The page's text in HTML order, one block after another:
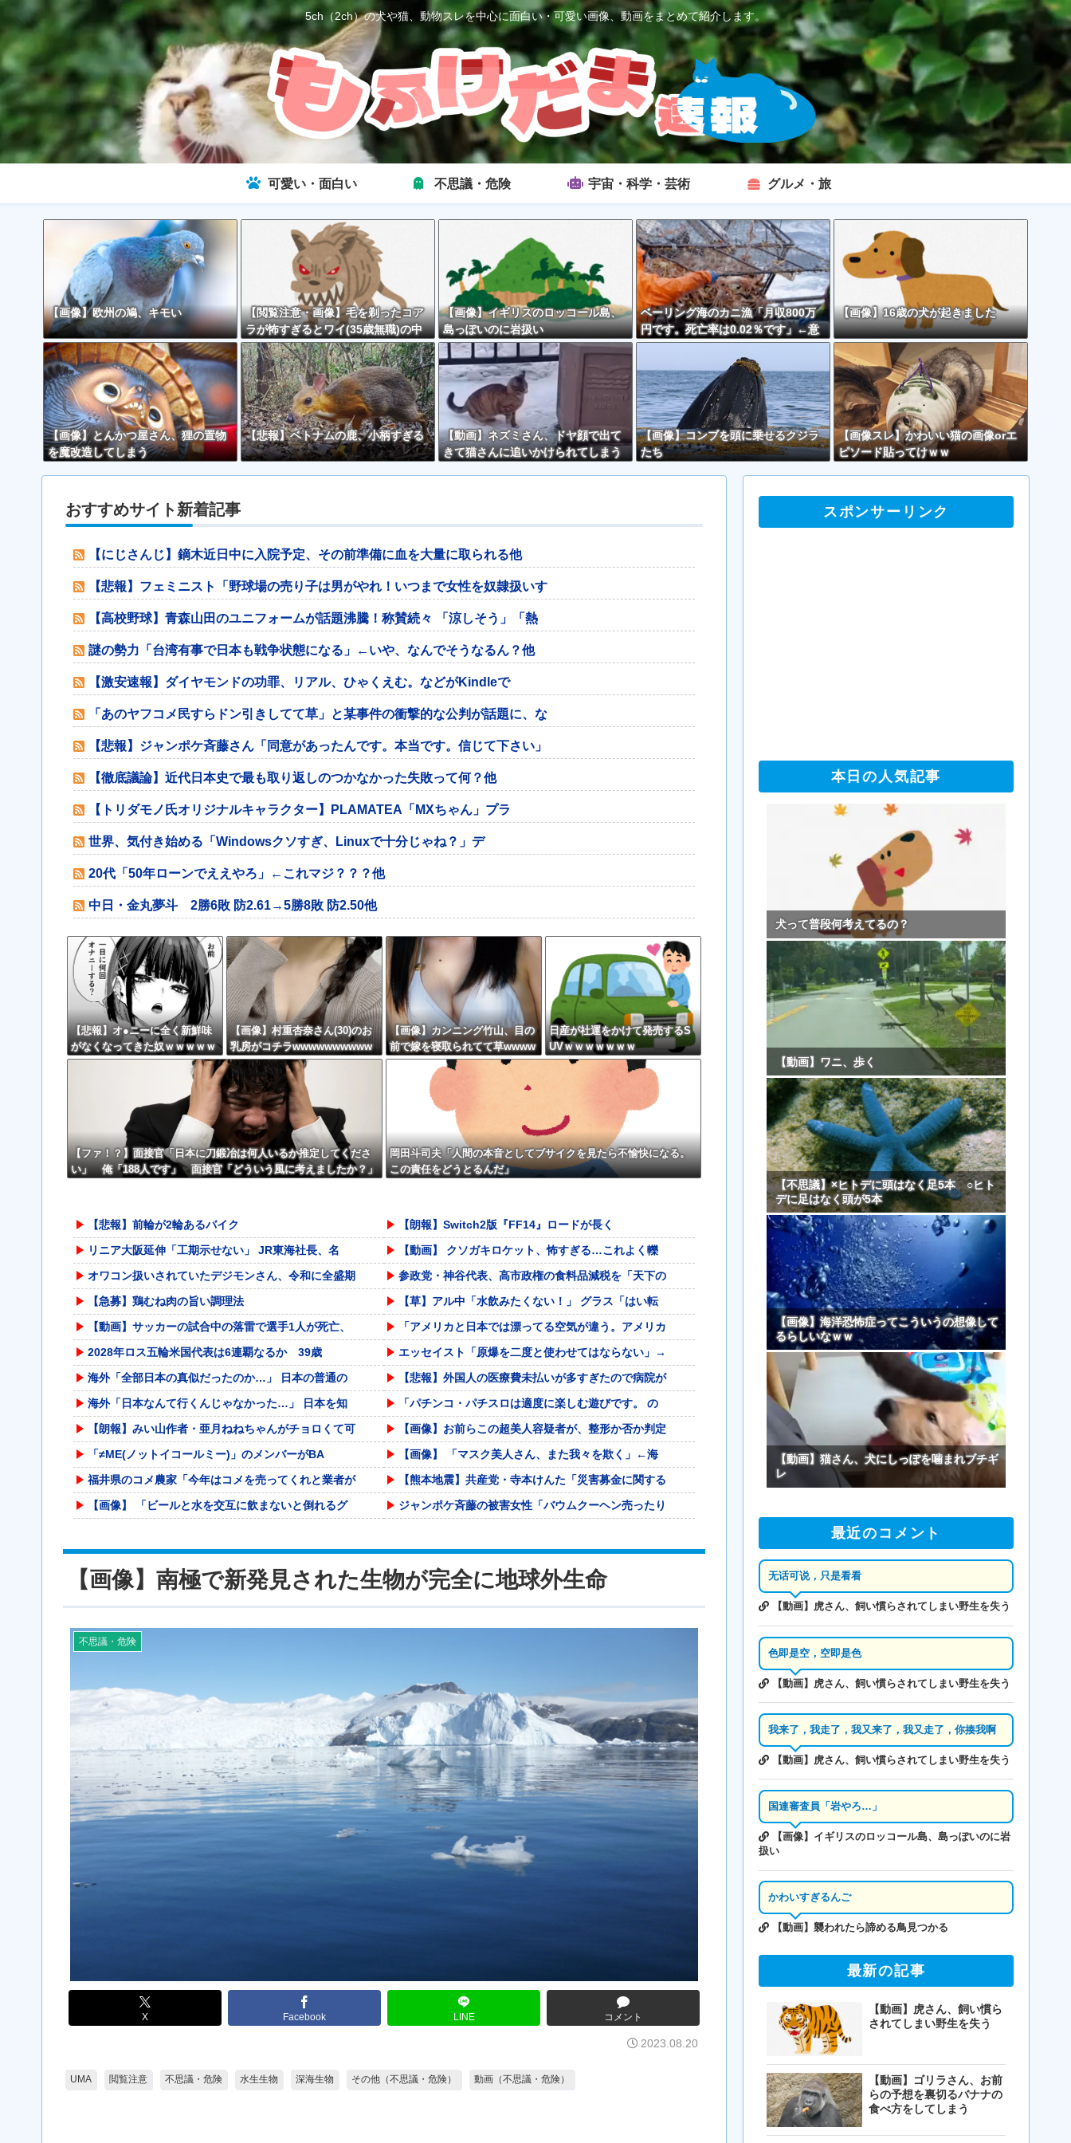
5ch（2ch）の犬や猫、動物スレを中心に面白い・可愛い画像、動画をまとめて紹介します。
可愛い・面白い 不思議・危険 宇宙・科学・芸術 グルメ・旅
【画像】欧州の鳩、キモい
【閲覧注意・画像】毛を剃ったコア
ラが怖すぎるとワイ(35歳無職)の中
で話題に
【画像】イギリスのロッコール島、
島っぽいのに岩扱い
ベーリング海のカニ漁「月収800万
円です。死亡率は0.02％です」←意
外とそんな悪くなくない？？？
【画像】16歳の犬が起きました
【画像】とんかつ屋さん、狸の置物
を魔改造してしまう
【悲報】ベトナムの鹿、小柄すぎる
【動画】ネズミさん、ドヤ顔で出て
きて猫さんに追いかけられてしまう
【画像】コンブを頭に乗せるクジラ
たち
【画像スレ】かわいい猫の画像orエ
ピソード貼ってけｗｗ
おすすめサイト新着記事
【にじさんじ】鏑木近日中に入院予定、その前準備に血を大量に取られる他
【悲報】フェミニスト「野球場の売り子は男がやれ！いつまで女性を奴隷扱いす
【高校野球】青森山田のユニフォームが話題沸騰！称賛続々 「涼しそう」「熱
謎の勢力「台湾有事で日本も戦争状態になる」←いや、なんでそうなるん？他
【激安速報】ダイヤモンドの功罪、リアル、ひゃくえむ。などがKindleで
「あのヤフコメ民すらドン引きしてて草」と某事件の衝撃的な公判が話題に、な
【悲報】ジャンポケ斉藤さん「同意があったんです。本当です。信じて下さい」
【徹底議論】近代日本史で最も取り返しのつかなかった失敗って何？他
【トリダモノ氏オリジナルキャラクター】PLAMATEA「MXちゃん」プラ
世界、気付き始める「Windowsクソすぎ、Linuxで十分じゃね？」デ
20代「50年ローンでええやろ」←これマジ？？？他
中日・金丸夢斗 2勝6敗 防2.61→5勝8敗 防2.50他
【悲報】オ●ニーに全く新鮮味
がなくなってきた奴ｗｗｗｗｗ
ｗｗｗｗｗ
【画像】村重杏奈さん(30)のお
乳房がコチラwwwwwwwwww
ww
【画像】カンニング竹山、目の
前で嫁を寝取られてて草wwww
w
日産が社運をかけて発売するS
UVｗｗｗｗｗｗｗ
【ファ！？】面接官「日本に刀鍛冶は何人いるか推定してくださ
い」 俺「188人です」 面接官「どういう風に考えましたか？」
岡田斗司夫「人間の本音としてブサイクを見たら不愉快になる。
この責任をどうとるんだ」
【悲報】前輪が2輪あるバイク
【朗報】Switch2版『FF14』ロードが長く
リニア大阪延伸「工期示せない」 JR東海社長、名
【動画】 クソガキロケット、怖すぎる…これよく轢
オワコン扱いされていたデジモンさん、令和に全盛期
参政党・神谷代表、高市政権の食料品減税を「天下の
【急募】鶏むね肉の旨い調理法
【草】アル中「水飲みたくない！」 グラス「はい転
【動画】サッカーの試合中の落雷で選手1人が死亡、
「アメリカと日本では漂ってる空気が違う。アメリカ
2028年ロス五輪米国代表は6連覇なるか 39歳
エッセイスト「原爆を二度と使わせてはならない」→
海外「全部日本の真似だったのか…」 日本の普通の
【悲報】外国人の医療費未払いが多すぎたので病院が
海外「日本なんて行くんじゃなかった…」 日本を知
「パチンコ・パチスロは適度に楽しむ遊びです。 の
【朗報】みい山作者・亜月ねねちゃんがチョロくて可
【画像】お前らこの超美人容疑者が、整形か否か判定
「≠ME(ノットイコールミー)」のメンバーがBA
【画像】 「マスク美人さん、また我々を欺く」←海
福井県のコメ農家「今年はコメを売ってくれと業者が
【熊本地震】共産党・寺本けんた「災害募金に関する
【画像】 「ビールと水を交互に飲まないと倒れるグ
ジャンポケ斉藤の被害女性「バウムクーヘン売ったり
甲子園出場校 猛暑と資金難に苦しむ | 高
暴力行為法違反の疑いで、毎日新聞記者を逮捕
白峰ミウ 中田氏 「僕のことなんて好きになるはず
【仮面ライダー鎧武】S.H.Figuarts「(
【画像】NHK北海道さん、とんでもないマシュマロ
20代「50年ローンでええやろ」←これマジ？？？
暴力行為法違反の疑いで、毎日新聞記者を逮捕
テンプレ通りのDV・モラが原因で離婚。元義実家に
【悲報】 おわり。
「生活保護をプリペイドカード支給」←賛成？反対？
【速報】れいわ新選組さん「いのちの党」に改名ｗｗ
被災地・熊本、泥酔者の通報が止まらず県警が異例の
欧州「日本だけ反則だろ…」 世界の『日本びいき』
【画像】南極で新発見された生物が完全に地球外生命
不思議・危険
X Facebook LINE コメント
2023.08.20
UMA 閲覧注意 不思議・危険 水生生物 深海生物 その他（不思議・危険） 動画（不思議・危険）
スポンサーリンク
本日の人気記事
犬って普段何考えてるの？
【動画】ワニ、歩く
【不思議】×ヒトデに頭はなく足5本 ○ヒト
デに足はなく頭が5本
【画像】海洋恐怖症ってこういうの想像して
るらしいなｗｗ
【動画】猫さん、犬にしっぽを噛まれブチギ
レ
最近のコメント
无话可说，只是看看
【動画】虎さん、飼い慣らされてしまい野生を失う
色即是空，空即是色
【動画】虎さん、飼い慣らされてしまい野生を失う
我来了，我走了，我又来了，我又走了，你揍我啊
【動画】虎さん、飼い慣らされてしまい野生を失う
国連審査員「岩やろ…」
【画像】イギリスのロッコール島、島っぽいのに岩
扱い
かわいすぎるんご
【動画】襲われたら諦める鳥見つかる
最新の記事
【動画】虎さん、飼い慣ら
されてしまい野生を失う
【動画】ゴリラさん、お前
らの予想を裏切るバナナの
食べ方をしてしまう